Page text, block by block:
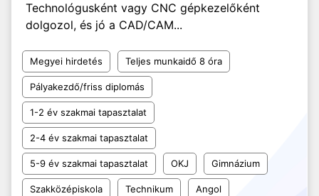
Technológusként vagy CNC gépkezelőként
dolgozol, és jó a CAD/CAM...
Megyei hirdetés Teljes munkaidő 8 óra
Pályakezdő/friss diplomás
1-2 év szakmai tapasztalat
2-4 év szakmai tapasztalat
5-9 év szakmai tapasztalat OKJ Gimnázium
Szakközépiskola Technikum Angol